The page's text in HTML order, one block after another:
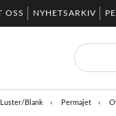
OSS NYHETSARKIV
Blank Permajet